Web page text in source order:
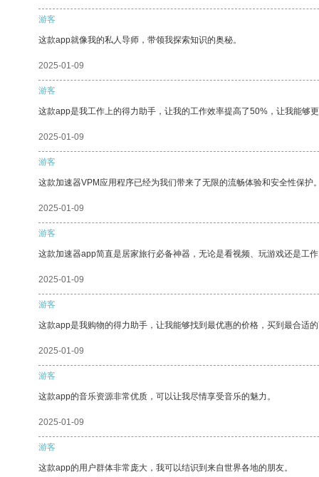
游客
这款app就像我的私人导师，带领我探索知识的奥秘。
2025-01-09
游客
这款app是我工作上的得力助手，让我的工作效率提高了50%，让我能够
2025-01-09
游客
这款加速器VPM应用程序已经为我们带来了无限的流畅体验和安全性保护
2025-01-09
游客
这款加速器app简直是居家旅行必备神器，无论是看视频、玩游戏还是工
2025-01-09
游客
这款app是我购物的得力助手，让我能够找到最优惠的价格，买到最合适
2025-01-09
游客
这款app的音乐资源非常优质，可以让我尽情享受音乐的魅力。
2025-01-09
游客
这款app的用户群体非常庞大，我可以结识到来自世界各地的朋友。